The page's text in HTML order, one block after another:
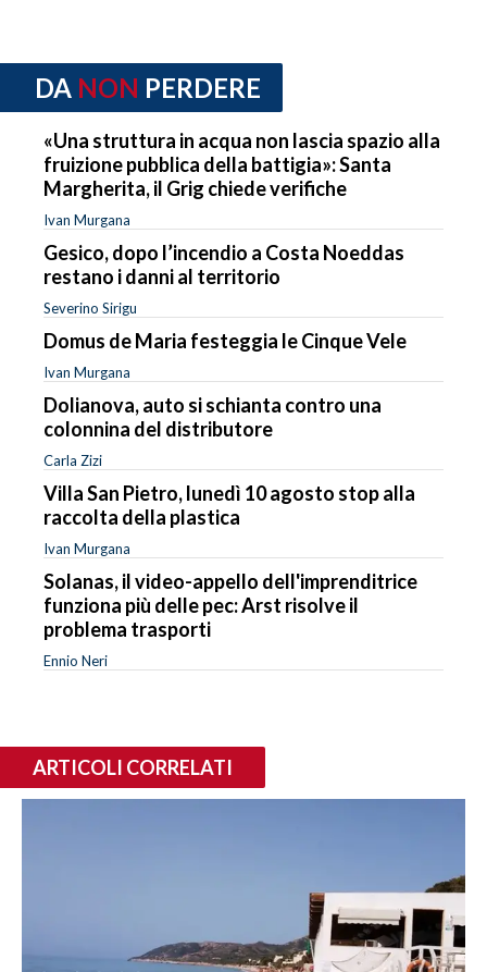
DA NON PERDERE
«Una struttura in acqua non lascia spazio alla
fruizione pubblica della battigia»: Santa
Margherita, il Grig chiede verifiche
Ivan Murgana
Gesico, dopo l’incendio a Costa Noeddas
restano i danni al territorio
Severino Sirigu
Domus de Maria festeggia le Cinque Vele
Ivan Murgana
Dolianova, auto si schianta contro una
colonnina del distributore
Carla Zizi
Villa San Pietro, lunedì 10 agosto stop alla
raccolta della plastica
Ivan Murgana
Solanas, il video-appello dell'imprenditrice
funziona più delle pec: Arst risolve il
problema trasporti
Ennio Neri
ARTICOLI CORRELATI